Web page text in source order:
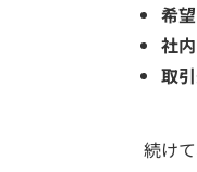
希
社
取
続け